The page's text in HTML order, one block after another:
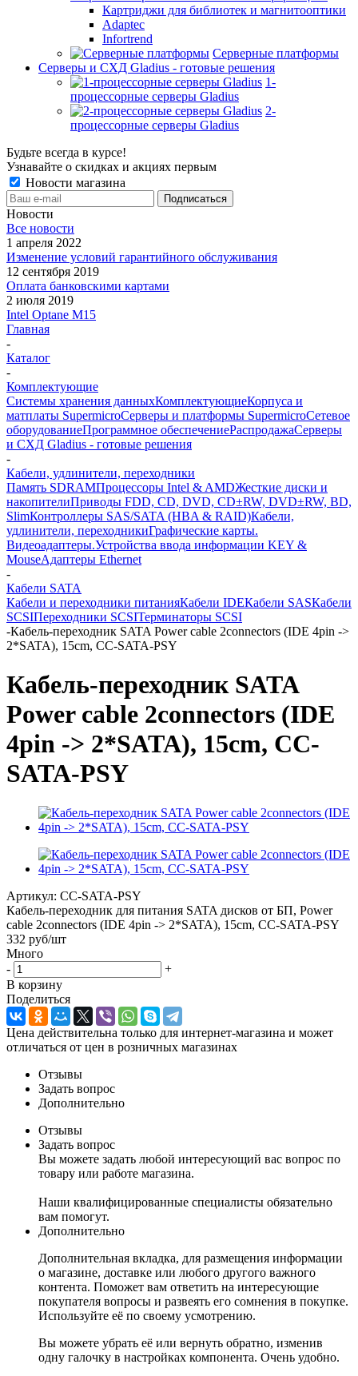
Картриджи для библиотек и магнитооптики
Adaptec
Infortrend
Серверные платформы
Серверы и СХД Gladius - готовые решения
1-
процессорные серверы Gladius
2-
процессорные серверы Gladius
Будьте всегда в курсе!
Узнавайте о скидках и акциях первым
Новости магазина
Новости
Все новости
1 апреля 2022
Изменение условий гарантийного обслуживания
12 сентября 2019
Оплата банковскими картами
2 июля 2019
Intel Optane M15
Главная
-
Каталог
-
Комплектующие
Системы хранения данныхКомплектующиеКорпуса и
матплаты SupermicroСерверы и платформы SupermicroСетевое
оборудованиеПрограммное обеспечениеРаспродажаСерверы
и СХД Gladius - готовые решения
-
Кабели, удлинители, переходники
Память SDRAMПроцессоры Intel & AMDЖесткие диски и
накопителиПриводы FDD, CD, DVD, CD±RW, DVD±RW, BD,
SlimКонтроллеры SAS/SATA (HBA & RAID)Кабели,
удлинители, переходникиГрафические карты.
Видеоадаптеры.Устройства ввода информации KEY &
MouseАдаптеры Ethernet
-
Кабели SATA
Кабели и переходники питанияКабели IDEКабели SASКабели
SCSIПереходники SCSIТерминаторы SCSI
-Кабель-переходник SATA Power cable 2connectors (IDE 4pin ->
2*SATA), 15cm, CC-SATA-PSY
Кабель-переходник SATA
Power cable 2connectors (IDE
4pin -> 2*SATA), 15cm, CC-
SATA-PSY
Артикул: CC-SATA-PSY
Кабель-переходник для питания SATA дисков от БП, Power
cable 2connectors (IDE 4pin -> 2*SATA), 15cm, CC-SATA-PSY
332 руб/шт
Много
-
+
В корзину
Поделиться
Цена действительна только для интернет-магазина и может
отличаться от цен в розничных магазинах
Отзывы
Задать вопрос
Дополнительно
Отзывы
Задать вопрос
Вы можете задать любой интересующий вас вопрос по
товару или работе магазина.
Наши квалифицированные специалисты обязательно
вам помогут.
Дополнительно
Дополнительная вкладка, для размещения информации
о магазине, доставке или любого другого важного
контента. Поможет вам ответить на интересующие
покупателя вопросы и развеять его сомнения в покупке.
Используйте её по своему усмотрению.
Вы можете убрать её или вернуть обратно, изменив
одну галочку в настройках компонента. Очень удобно.